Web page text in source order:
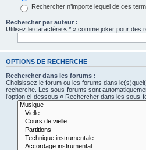
Rechercher n’importe lequel de ces
Rechercher par auteur :
Utilisez le caractère « * » comme joker pour des
OPTIONS DE RECHERCHE
Rechercher dans les forums :
Choisissez le forum ou les forums dans
recherche. Les sous-forums sont
l’option ci-dessous « Rechercher dans les sous-